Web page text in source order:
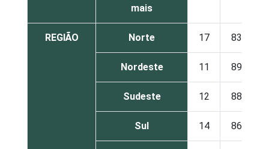
mais
REGIÃO Norte 17 83
Nordeste 11 89
Sudeste 12 88
Sul 14 86